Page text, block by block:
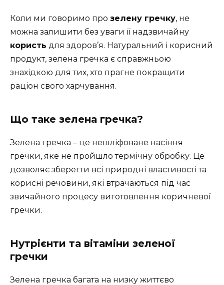
Коли ми говоримо про зелену гречку, не
можна залишити без уваги її надзвичайну
користь для здоров’я. Натуральний і корисний
продукт, зелена гречка є справжньою
знахідкою для тих, хто прагне покращити
раціон свого харчування.
Що таке зелена гречка?
Зелена гречка – це нешліфоване насіння
гречки, яке не пройшло термічну обробку. Це
дозволяє зберегти всі природні властивості та
корисні речовини, які втрачаються під час
звичайного процесу виготовлення коричневої
гречки.
Нутрієнти та вітаміни зеленої
гречки
Зелена гречка багата на низку життєво